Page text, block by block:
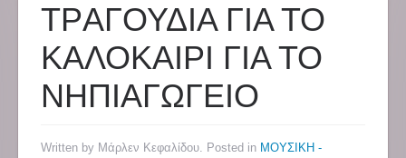
ΤΡAΓΟΥΔΙΑ ΓΙΑ ΤΟ
ΚΑΛΟΚΑΙΡΙ ΓΙΑ ΤΟ
ΝΗΠΙΑΓΩΓΕΙΟ
Written by Μάρλεν Κεφαλίδου. Posted in ΜΟΥΣΙΚΗ -